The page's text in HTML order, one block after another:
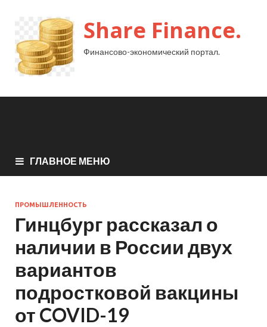
Share Finance.
Финансово-экономический портал.
ГЛАВНОЕ МЕНЮ
ПРОМЫШЛЕННОСТЬ
Гинцбург рассказал о
наличии в России двух
вариантов
подростковой вакцины
от COVID-19